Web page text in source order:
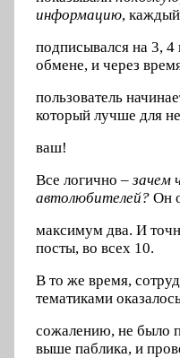
информацию,
подписывался на 3,
обмене, и через
пользователь
который лучше для
ваш!
Все логично –зачем
автолюбителей? Он
максимум два. И
посты, во всех 10.
В то же время,
тематиками
сожалению, не было
выше паблика, и